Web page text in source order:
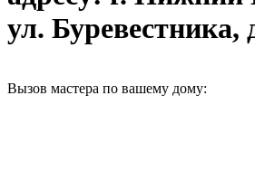
ул. Буревестника,
Вызов мастера по вашему дому: